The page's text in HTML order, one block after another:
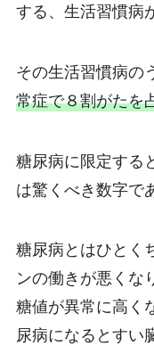
する、生活習慣病
その生活習慣病の
常症で８割がたを
糖尿病に限定する
は驚くべき数字で
糖尿病とはひとく
ンの働きが悪くな
糖値が異常に高く
尿病になるとすい